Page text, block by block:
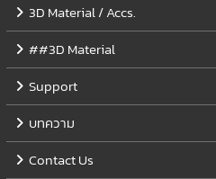
3D Material / Accs.
##3D Material
Support
บทความ
Contact Us